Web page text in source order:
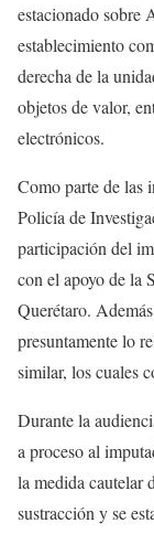
estacionado sobre
establecimiento
derecha de la
objetos de valor,
electrónicos.
Como parte de las
Policía de
participación del
con el apoyo de la
Querétaro.
presuntamente lo
similar, los cuales
Durante la
a proceso al
la medida cautelar
sustracción y se